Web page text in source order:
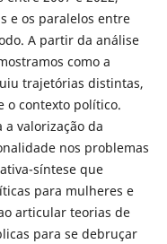
e os paralelos entre
A partir da análise
como a
trajetórias distintas,
o contexto político.
a valorização da
nos problemas
síntese que
para mulheres e
articular teorias de
para se debruçar